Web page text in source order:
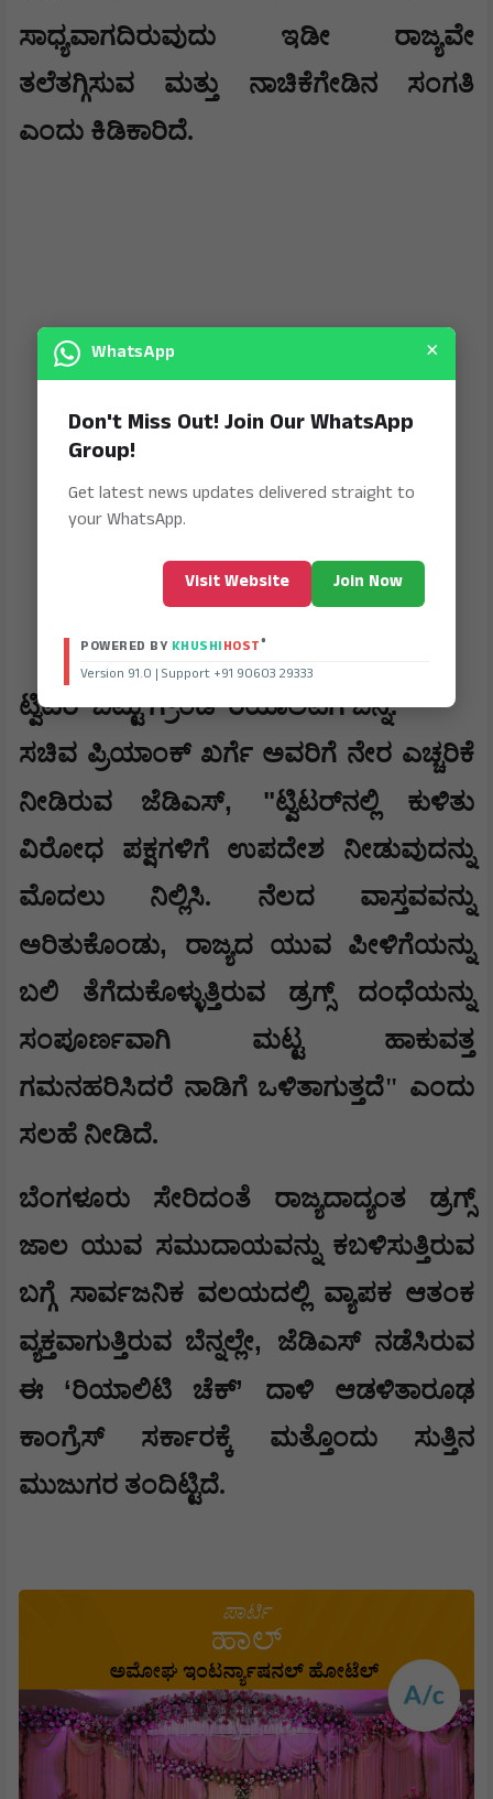
ಸಾಧ್ಯವಾಗದಿರುವುದು ಇಡೀ ರಾಜ್ಯವೇ
ತಲೆತಗ್ಗಿಸುವ ಮತ್ತು ನಾಚಿಕೆಗೇಡಿನ ಸಂಗತಿ
ಎಂದು ಕಿಡಿಕಾರಿದೆ.
​ಟ್ವಿಟರ್ ಬಿಟ್ಟು ಗ್ರೌಂಡ್ ರಿಯಾಲಿಟಿಗೆ ಬನ್ನಿ:
​ಸಚಿವ ಪ್ರಿಯಾಂಕ್ ಖರ್ಗೆ ಅವರಿಗೆ ನೇರ ಎಚ್ಚರಿಕೆ
ನೀಡಿರುವ ಜೆಡಿಎಸ್, "ಟ್ವಿಟರ್‌ನಲ್ಲಿ ಕುಳಿತು
ವಿರೋಧ ಪಕ್ಷಗಳಿಗೆ ಉಪದೇಶ ನೀಡುವುದನ್ನು
ಮೊದಲು ನಿಲ್ಲಿಸಿ. ನೆಲದ ವಾಸ್ತವವನ್ನು
ಅರಿತುಕೊಂಡು, ರಾಜ್ಯದ ಯುವ ಪೀಳಿಗೆಯನ್ನು
ಬಲಿ ತೆಗೆದುಕೊಳ್ಳುತ್ತಿರುವ ಡ್ರಗ್ಸ್ ದಂಧೆಯನ್ನು
ಸಂಪೂರ್ಣವಾಗಿ ಮಟ್ಟ ಹಾಕುವತ್ತ
ಗಮನಹರಿಸಿದರೆ ನಾಡಿಗೆ ಒಳಿತಾಗುತ್ತದೆ" ಎಂದು
ಸಲಹೆ ನೀಡಿದೆ.
​ಬೆಂಗಳೂರು ಸೇರಿದಂತೆ ರಾಜ್ಯದಾದ್ಯಂತ ಡ್ರಗ್ಸ್
ಜಾಲ ಯುವ ಸಮುದಾಯವನ್ನು ಕಬಳಿಸುತ್ತಿರುವ
ಬಗ್ಗೆ ಸಾರ್ವಜನಿಕ ವಲಯದಲ್ಲಿ ವ್ಯಾಪಕ ಆತಂಕ
ವ್ಯಕ್ತವಾಗುತ್ತಿರುವ ಬೆನ್ನಲ್ಲೇ, ಜೆಡಿಎಸ್ ನಡೆಸಿರುವ
ಈ ‘ರಿಯಾಲಿಟಿ ಚೆಕ್’ ದಾಳಿ ಆಡಳಿತಾರೂಢ
ಕಾಂಗ್ರೆಸ್ ಸರ್ಕಾರಕ್ಕೆ ಮತ್ತೊಂದು ಸುತ್ತಿನ
ಮುಜುಗರ ತಂದಿಟ್ಟಿದೆ.
WhatsApp ×
Don't Miss Out! Join Our WhatsApp
Group!
Get latest news updates delivered straight to
your WhatsApp.
Visit Website Join Now
POWERED BY KHUSHIHOST®
Version 91.0 | Support +91 90603 29333